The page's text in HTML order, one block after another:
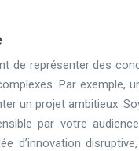
de représenter des
Par exemple,
un projet ambitieux.
par votre
d’innovation